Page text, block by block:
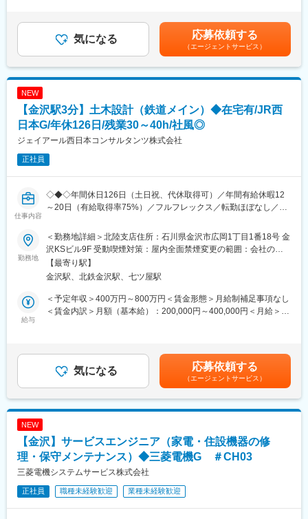
“「わが家」を世界一幸せな場所にする”
グローバルビジョン実現に向けて、世界一幸せな会社を目指して
社内のキーワードである「イノベーション＆コミュニケーショ
を出し、仲間とコミュニケーションをとりながら改革を起こして
いくという組織風土を作っています。
変更の範囲：会社の定める業務
・フレックスタイム制の導入で、コアタイムなしの柔軟な勤務が
可能。直行直帰の仕事スタイルで通勤負担を軽減できます（社用
・主に当社の主力商品である戸建て及び集合住宅の建築施工管理
（工事管理）を担当していただきます。
・都市部においては、複合利用目的にも活用可能な最大９階建て
当社ではいち早く「建設DX」の導入を進めています。
施工管理者全員にノートPC、i‐Pad、i-Phoneが貸与され、5大管
具体的には遠隔臨場（ウェアラブルカメラやネットワークカメラ
を活用し、離れた場所から施工管理を行う）やスマートフォンア
プリを使ってお施主様や施工会社とコミュニケーションを取りな
がら工事を進めていきます。
【研修制度】
当社独自の施工管理者の技術向上を目指した制度として、「建設
変更の範囲：会社の定める業務
気になる 応募依頼する
（エージェントサービス）
NEW
【金沢駅3分】土木設計（鉄道メイン）◆在宅有/JR西
日本G/年休126日/残業30～40h/社風◎
ジェイアール西日本コンサルタンツ株式会社
正社員
仕事内容
◇◆◇年間休日126日（土日祝、代休取得可）／年間有給休暇12
～20日（有給取得率75%）／フルフレックス／転勤ほぼなし／残
★東京、大阪、名古屋等からのIＵターンも歓迎！
■仕事概要／採用背景：
ＪＲ西日本の100％子会社の建設コンサルタントとして、鉄道プ
ロジェクトの支援業務や自治体等の鉄道関連事業の業務を行う当
社にて、業務拡大により【鉄道を中心とした土木設計】をお任せ
できる方を増員採用します！
・現地調査
・打ち合わせ
・案件：鉄道構造物、道路橋の設計及び補修設計、線路下構造
物、踏切改良等
・出張：1泊2日や日帰り出張が大半（現地調査や打ち合わせ）
勤務地
＜勤務地詳細＞北陸支店住所：石川県金沢市広岡1丁目1番18号 金
沢KSビル9F 受動喫煙対策：屋内全面禁煙変更の範囲：会社の定
める事業所（リモートワーク含む）
【最寄り駅】
金沢駅、北鉄金沢駅、七ツ屋駅
給与
＜予定年収＞400万円～800万円＜賃金形態＞月給制補足事項なし
＜賃金内訳＞月額（基本給）：200,000円～400,000円＜月給＞
入社1年目は勤務月数に応じて調整）■昇給：年1回（4月）賃金は
あくまでも目安の金額であり、選考を通じて上下する可能性があ
ります。月給(月額)は固定手当を含めた表記です。
気になる 応募依頼する
（エージェントサービス）
NEW
【金沢】サービスエンジニア（家電・住設機器の修
理・保守メンテナンス）◆三菱電機G ＃CH03
三菱電機システムサービス株式会社
正社員 職種未経験歓迎 業種未経験歓迎